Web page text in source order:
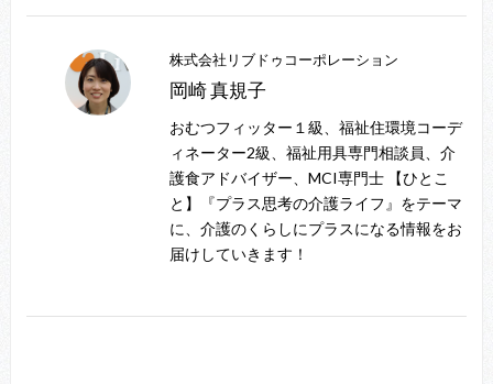
株式会社リブドゥコーポレーション
岡崎 真規子
おむつフィッター１級、福祉住環境コーデ
ィネーター2級、福祉用具専門相談員、介
護食アドバイザー、MCI専門士 【ひとこ
と】『プラス思考の介護ライフ』をテーマ
に、介護のくらしにプラスになる情報をお
届けしていきます！